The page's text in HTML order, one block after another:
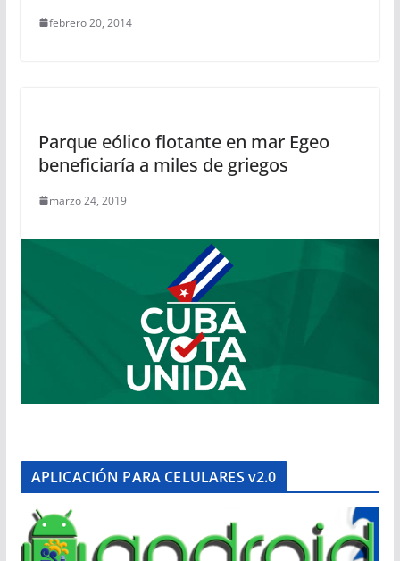
febrero 20, 2014
Parque eólico flotante en mar Egeo
beneficiaría a miles de griegos
marzo 24, 2019
APLICACIÓN PARA CELULARES v2.0